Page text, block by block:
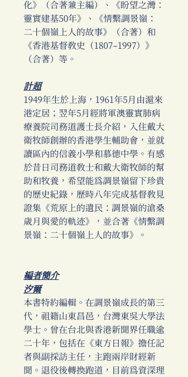
化》（合著兼主編）、《盼望之灣：
靈實建基50年》、《情繫調景嶺：
二十個嶺上人的故事》（合著）和
《香港基督教史（1807–1997）》
（合著）等。
計超
1949年生於上海，1961年5月由滬來
港定居；翌年5月經將軍澳靈實肺病
療養院司務道護士長介紹，入住戴大
衛牧師創辦的香港學生輔助會，並就
讀區內的信義小學和慕德中學。有感
於昔日司務道教士和戴大衛牧師的幫
助和牧養，希望能為調景嶺留下珍貴
的歷史紀錄，歷時八年完成基督教見
證集《荒原上的遺民：調景嶺的滄桑
歲月與愛的軌迹》，並合著《情繫調
景嶺：二十個嶺上人的故事》。
編者簡介
汐爾
本書特約編輯。在調景嶺成長的第三
代，祖籍山東昌邑，台灣東吳大學法
學士。曾在台北與香港新聞界任職逾
二十年，包括在《東方日報》擔任記
者與副採訪主任，主跑兩岸財經新
聞。退役後轉換跑道，目前為資深理